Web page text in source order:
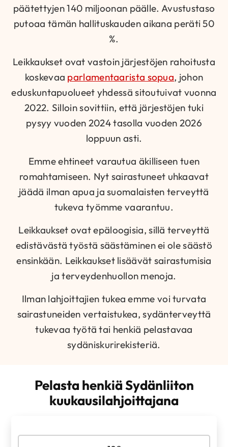
päätettyjen 140 miljoonan päälle. Avustustaso
putoaa tämän hallituskauden aikana peräti 50
%.
Leikkaukset ovat vastoin järjestöjen rahoitusta
koskevaa parlamentaarista sopua, johon
eduskuntapuolueet yhdessä sitoutuivat vuonna
2022. Silloin sovittiin, että järjestöjen tuki
pysyy vuoden 2024 tasolla vuoden 2026
loppuun asti.
Emme ehtineet varautua äkilliseen tuen
romahtamiseen. Nyt sairastuneet uhkaavat
jäädä ilman apua ja suomalaisten terveyttä
tukeva työmme vaarantuu.
Leikkaukset ovat epäloogisia, sillä terveyttä
edistävästä työstä säästäminen ei ole säästö
ensinkään. Leikkaukset lisäävät sairastumisia
ja terveydenhuollon menoja.
Ilman lahjoittajien tukea emme voi turvata
sairastuneiden vertaistukea, sydänterveyttä
tukevaa työtä tai henkiä pelastavaa
sydäniskurirekisteriä.
Pelasta henkiä Sydänliiton
kuukausilahjoittajana